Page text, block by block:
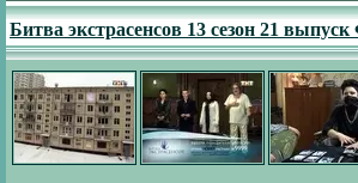
Битва экстрасенсов 13 сезон 21